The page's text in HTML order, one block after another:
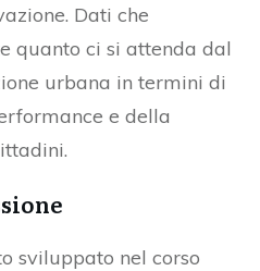
Dati che
quanto ci si attenda dal
urbana in termini di
e della
sviluppato nel corso